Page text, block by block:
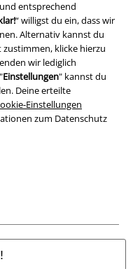
entsprechend
“ willigst du ein, dass wir
Alternativ kannst du
klicke hierzu
wir lediglich
Einstellungen" kannst du
Deine erteilte
Einstellungen
zum Datenschutz